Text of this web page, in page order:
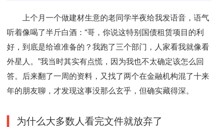
上个月一个做建材生意的老同学半夜给我发语音，语气
听着像喝了半斤白酒：“哥，你说这特别国债租赁项目的利
好，到底是给谁准备的？我跑了三个部门，人家看我就像看
外星人。”我当时其实有点慌，因为我也不太确定该怎么回
答。后来翻了一周的资料，又找了两个在金融机构混了十来
年的朋友聊，才发现这事没那么玄乎，但确实藏得深。
为什么大多数人看完文件就放弃了